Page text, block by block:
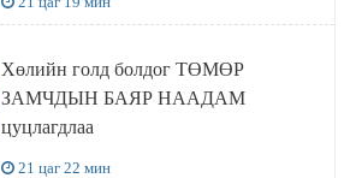
Хөлийн голд болдог ТӨМӨР
ЗАМЧДЫН БАЯР НААДАМ
цуцлагдлаа
21 цаг 22 мин